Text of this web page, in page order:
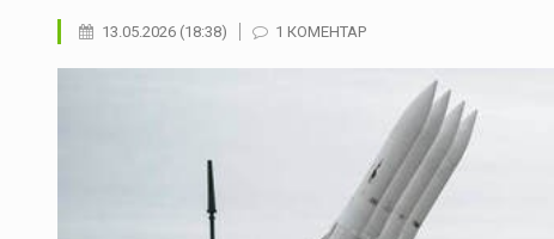
13.05.2026 (18:38) 1 КОМЕНТАР